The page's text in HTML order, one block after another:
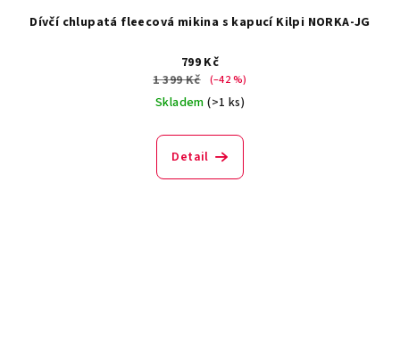
Dívčí chlupatá fleecová mikina s kapucí Kilpi NORKA-JG
799 Kč
1 399 Kč
(–42 %)
Skladem(>1 ks)
Detail